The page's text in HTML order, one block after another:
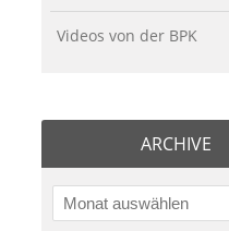
Videos von der BPK
ARCHIVE
Monat auswählen